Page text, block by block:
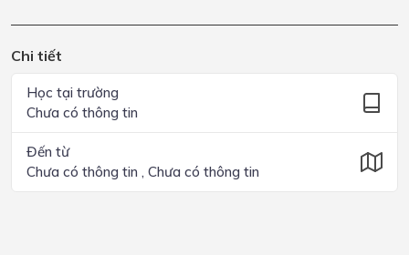
Chi tiết
Học tại trường
Chưa có thông tin
Đến từ
Chưa có thông tin , Chưa có thông tin